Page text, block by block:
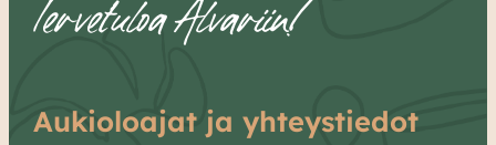
Tervetuloa Alvariin!
Aukioloajat ja yhteystiedot